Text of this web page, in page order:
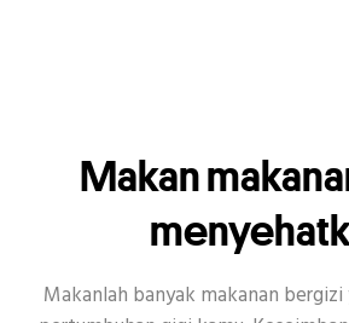
Makan
Makanlah banyak makanan